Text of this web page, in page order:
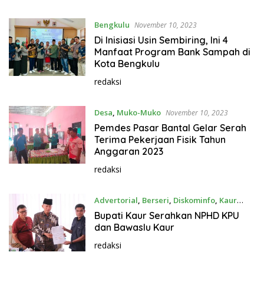
Bengkulu November 10, 2023
Di Inisiasi Usin Sembiring, Ini 4
Manfaat Program Bank Sampah di
Kota Bengkulu
redaksi
Desa, Muko-Muko November 10, 2023
Pemdes Pasar Bantal Gelar Serah
Terima Pekerjaan Fisik Tahun
Anggaran 2023
redaksi
Advertorial, Berseri, Diskominfo, Kaur
November 10, 2023
Bupati Kaur Serahkan NPHD KPU
dan Bawaslu Kaur
redaksi